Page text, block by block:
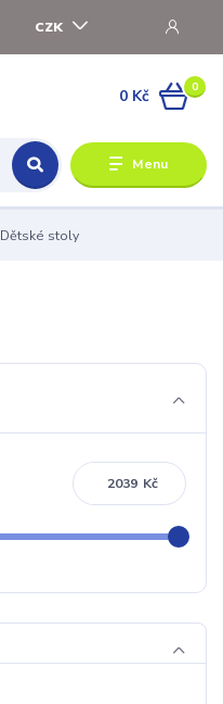
Menu
CZK
0
0 Kč
Dětské stoly
Kč